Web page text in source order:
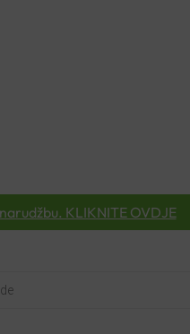
KLIKNITE OVDJE